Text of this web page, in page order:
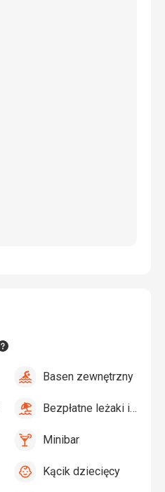
Informacje
BasenBasen zewnętrzny
tak
Bezpłatne
i
przy
Bezpłatne leżaki i parasole przy basenie
tak
Minibar,Minibar
tak
KącikKącik dziecięcy
tak